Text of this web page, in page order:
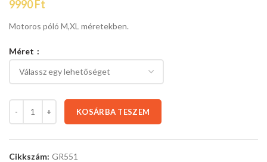
9990Ft
Motoros póló M,XL méretekben.
Méret
KOSÁRBA TESZEM
Cikkszám: GR551